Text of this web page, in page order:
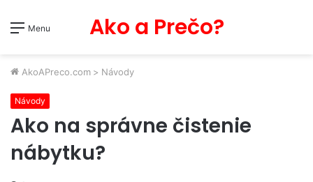
Menu Ako a Prečo?
AkoAPreco.com > Návody
Návody
Ako na správne čistenie
nábytku?